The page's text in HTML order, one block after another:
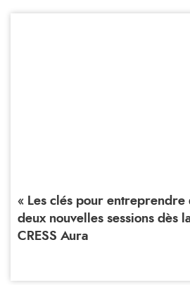
« Les clés pour entreprendre
deux nouvelles sessions dès
CRESS Aura